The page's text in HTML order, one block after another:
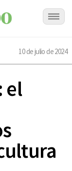
10 de julio de 2024
el